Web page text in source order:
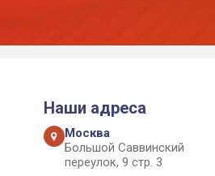
Наши адреса
Москва
Большой Саввинский
переулок, 9 стр. 3